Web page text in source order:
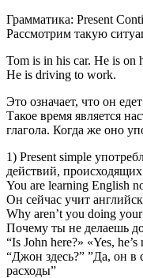
Грамматика: Present
Рассмотрим такую
Tom is in his car. He is on
He is driving to work.
Это означает, что он
Такое время является
глагола. Когда же оно
1) Present simple
действий,
You are learning English
Он сейчас учит
Why aren’t you doing
Почему ты не делаешь
“Is John here?» «Yes,
“Джон здесь?” ”Да, он в
расходы”